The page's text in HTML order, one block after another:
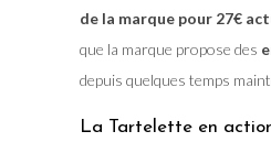
de la marque pour 27€
que la marque propose des
depuis quelques temps
La Tartelette en